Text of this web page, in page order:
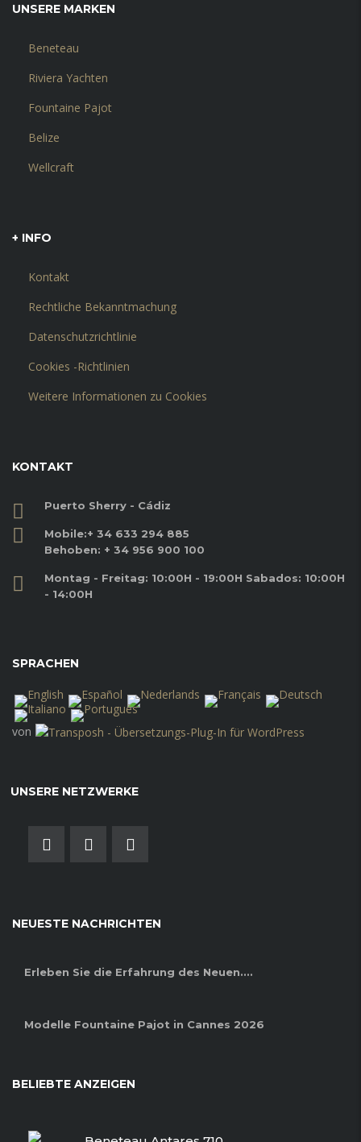
UNSERE MARKEN
Beneteau
Riviera Yachten
Fountaine Pajot
Belize
Wellcraft
+ INFO
Kontakt
Rechtliche Bekanntmachung
Datenschutzrichtlinie
Cookies -Richtlinien
Weitere Informationen zu Cookies
KONTAKT
Puerto Sherry - Cádiz
Mobile:+ 34 633 294 885
Behoben: + 34 956 900 100
Montag - Freitag: 10:00H - 19:00H Sabados: 10:00H
- 14:00H
SPRACHEN
von
UNSERE NETZWERKE
NEUESTE NACHRICHTEN
Erleben Sie die Erfahrung des Neuen....
Modelle Fountaine Pajot in Cannes 2026
BELIEBTE ANZEIGEN